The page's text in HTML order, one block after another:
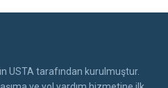
USTA tarafından kurulmuştur.